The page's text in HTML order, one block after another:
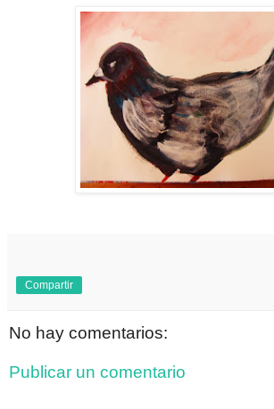
Compartir
No hay comentarios:
Publicar un comentario